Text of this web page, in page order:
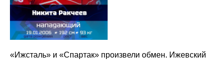
«Ижсталь» и «Спартак» произвели обмен. Ижевский